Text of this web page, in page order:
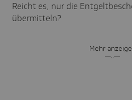
Reicht es, nur die
übermitteln?
Mehr